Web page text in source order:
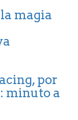
magia
por
minuto a